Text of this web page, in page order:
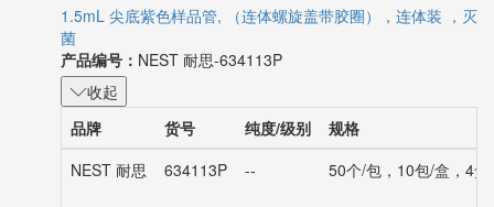
1.5mL 尖底紫色样品管, （连体螺旋盖带胶圈），连体装 ，灭
菌
产品编号： NEST 耐思-634113P
收起
品牌
货号 纯度/级别
规格
NEST 耐思
634113P -- 50个/包，10包/盒，4盒